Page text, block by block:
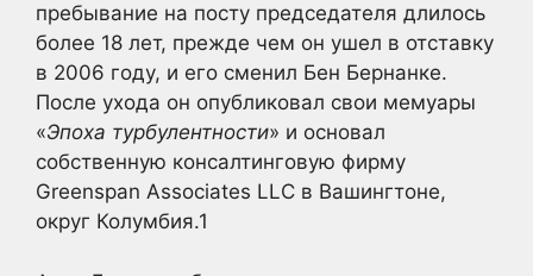
пребывание на посту председателя длилось
более 18 лет, прежде чем он ушел в отставку
в 2006 году, и его сменил Бен Бернанке.
После ухода он опубликовал свои мемуары
«Эпоха турбулентности» и основал
собственную консалтинговую фирму
Greenspan Associates LLC в Вашингтоне,
округ Колумбия.1